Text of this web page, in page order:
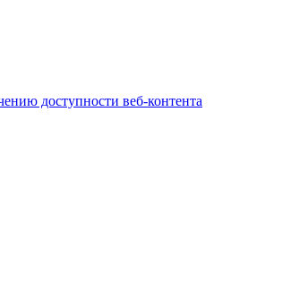
доступности веб-контента